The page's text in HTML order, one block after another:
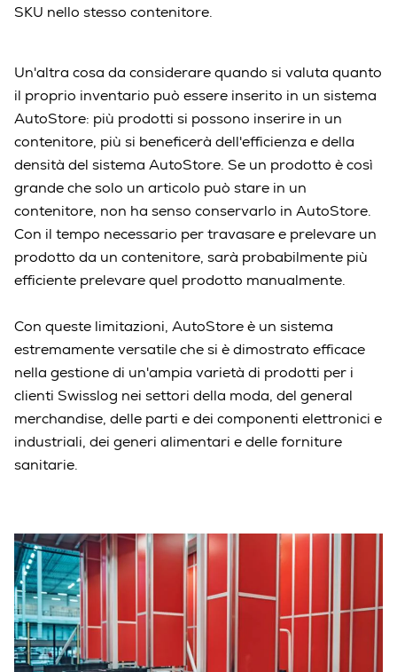
SKU nello stesso contenitore.
Un'altra cosa da considerare quando si valuta quanto
il proprio inventario può essere inserito in un sistema
AutoStore: più prodotti si possono inserire in un
contenitore, più si beneficerà dell'efficienza e della
densità del sistema AutoStore. Se un prodotto è così
grande che solo un articolo può stare in un
contenitore, non ha senso conservarlo in AutoStore.
Con il tempo necessario per travasare e prelevare un
prodotto da un contenitore, sarà probabilmente più
efficiente prelevare quel prodotto manualmente.
Con queste limitazioni, AutoStore è un sistema
estremamente versatile che si è dimostrato efficace
nella gestione di un'ampia varietà di prodotti per i
clienti Swisslog nei settori della moda, del general
merchandise, delle parti e dei componenti elettronici e
industriali, dei generi alimentari e delle forniture
sanitarie.